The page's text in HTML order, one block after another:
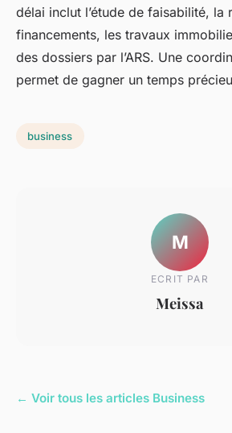
délai inclut l’étude de faisabilité, la
financements, les travaux
des dossiers par l’ARS. Une
permet de gagner un temps
business
M
ECRIT PAR
Meissa
← Voir tous les articles Business